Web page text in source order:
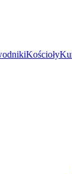
Kościoły